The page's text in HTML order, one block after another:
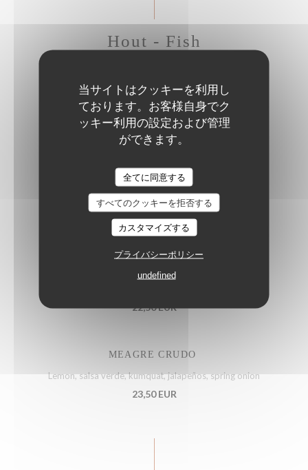
当サイトはクッキーを利用し
ております。お客様自身でク
ッキー利用の設定および管理
ができます。
全てに同意する
すべてのクッキーを拒否する
カスタマイズする
プライバシーポリシー
undefined
Hout - Fish
GRILLED SEA BASS
Sweet potato, mango curry sauce, crispy corn
20,50 EUR
SEA BASS CEVICHE WITH RASPBERRY
Confit piquillo peppers, red chili, mustard pickles
22,50 EUR
22,50 EUR
MEAGRE CRUDO
Lemon, salsa verde, kumquat, jalapeños, spring onion
23,50 EUR